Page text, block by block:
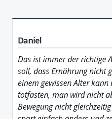
Daniel
Das ist immer der richtige
soll, dass Ernährung nicht
einem gewissen Alter
totfasten, man wird nicht
Bewegung nicht